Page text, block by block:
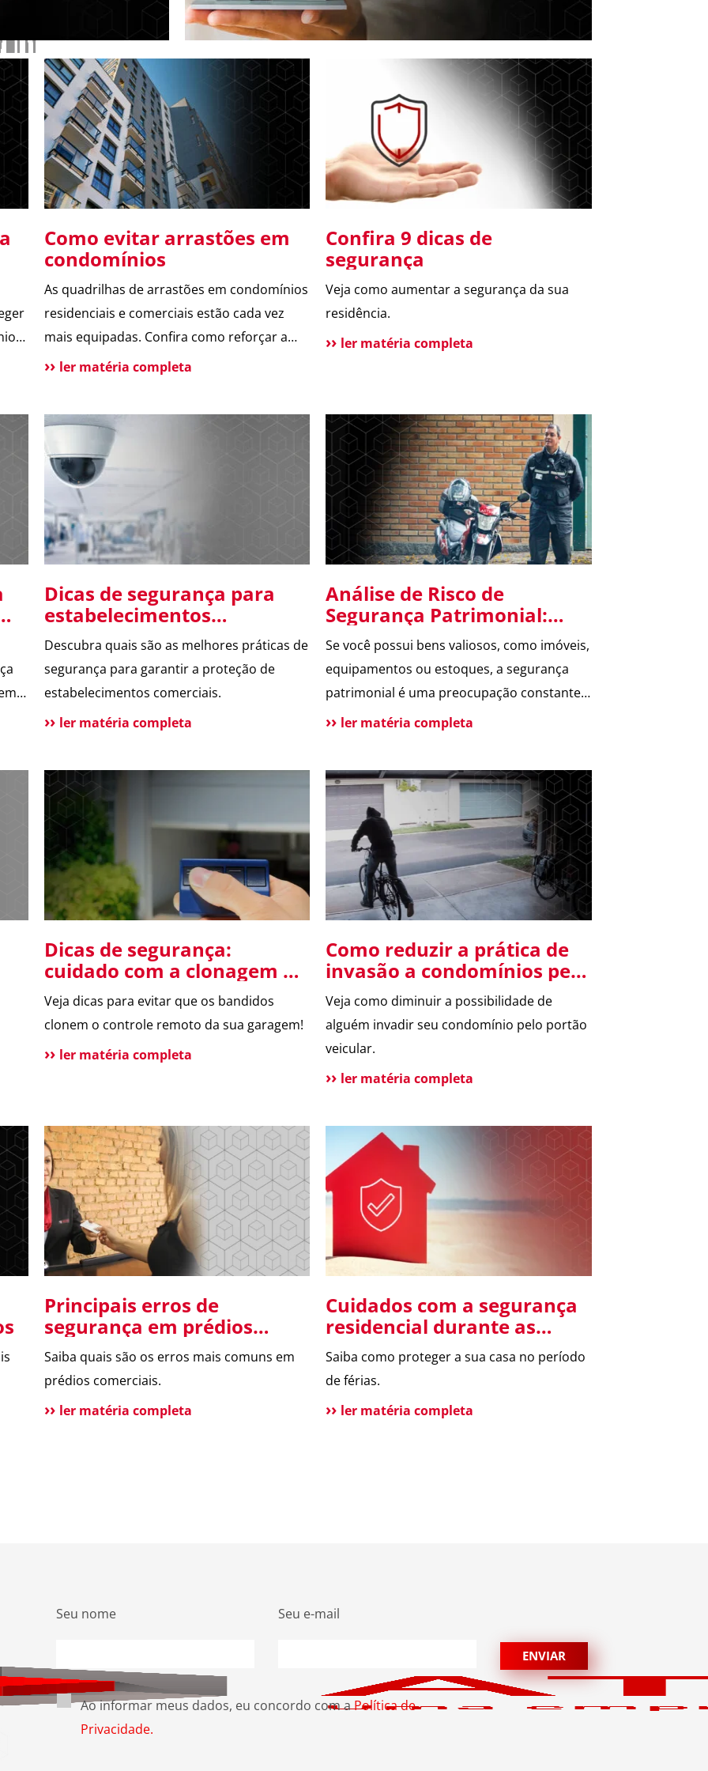
Como evitar arrastões em
condomínios
As quadrilhas de arrastões em condomínios
residenciais e comerciais estão cada vez
mais equipadas. Confira como reforçar a
sua segurança.
ler matéria completa
Confira 9 dicas de
segurança
Veja como aumentar a segurança da sua
residência.
ler matéria completa
Dicas de segurança para
estabelecimentos
comerciais
Descubra quais são as melhores práticas de
segurança para garantir a proteção de
estabelecimentos comerciais.
ler matéria completa
Análise de Risco de
Segurança Patrimonial:
Garantindo a Proteção
Adequada
Se você possui bens valiosos, como imóveis,
equipamentos ou estoques, a segurança
patrimonial é uma preocupação constante.
A proteção adequada desses ativos é
Neste artigo, vamos explorar a análise de
risco de segurança patrimonial e mostrar o
que deve ser levado em consideração […]
ler matéria completa
Dicas de segurança:
cuidado com a clonagem do
controle remoto da
garagem
Veja dicas para evitar que os bandidos
clonem o controle remoto da sua garagem!
ler matéria completa
Como reduzir a prática de
invasão a condomínios pelo
portão veicular?
Veja como diminuir a possibilidade de
alguém invadir seu condomínio pelo portão
veicular.
ler matéria completa
Principais erros de
segurança em prédios
comerciais
Saiba quais são os erros mais comuns em
prédios comerciais.
ler matéria completa
Cuidados com a segurança
residencial durante as
férias
Saiba como proteger a sua casa no período
de férias.
ler matéria completa
Seu nome Seu e-mail
Ao informar meus dados, eu concordo com aPolítica de
Privacidade.